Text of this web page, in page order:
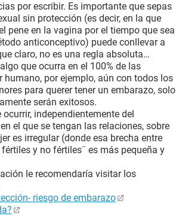
por escribir. Es importante que sepas
sin protección (es decir, en la que
pene en la vagina por el tiempo que sea
anticonceptivo) puede conllevar a
claro, no es una regla absoluta…
que ocurra en el 100% de las
humano, por ejemplo, aún con todos los
para querer tener un embarazo, solo
serán exitosos.
ocurrir, independientemente del
el que se tengan las relaciones, sobre
es irregular (donde esa brecha entre
y no fértiles¨ es más pequeña y
le recomendaría visitar los
riesgo de embarazo